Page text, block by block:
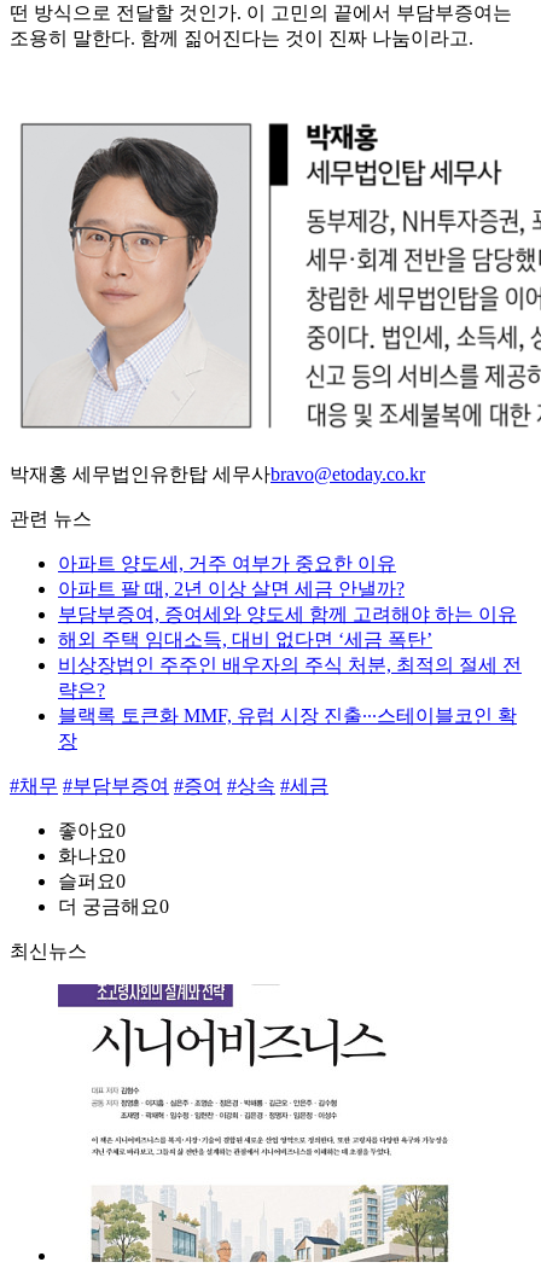
떤 방식으로 전달할 것인가. 이 고민의 끝에서 부담부증여는
조용히 말한다. 함께 짊어진다는 것이 진짜 나눔이라고.
박재홍 세무법인유한탑 세무사bravo@etoday.co.kr
관련 뉴스
아파트 양도세, 거주 여부가 중요한 이유
아파트 팔 때, 2년 이상 살면 세금 안낼까?
부담부증여, 증여세와 양도세 함께 고려해야 하는 이유
해외 주택 임대소득, 대비 없다면 ‘세금 폭탄’
비상장법인 주주인 배우자의 주식 처분, 최적의 절세 전
략은?
블랙록 토큰화 MMF, 유럽 시장 진출∙∙∙스테이블코인 확
장
#채무 #부담부증여 #증여 #상속 #세금
좋아요0
화나요0
슬퍼요0
더 궁금해요0
최신뉴스